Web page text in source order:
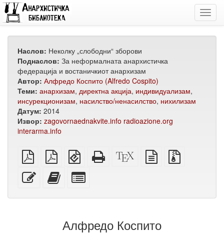
Наслов: Неколку „слободни“ зборови
Поднаслов: За неформалната анархистичка
федерација и востаничкиот анархизам
Автор: Алфредо Коспито (Alfredo Cospito)
Теми: анархизам, директна акција, индивидуализам,
инсурекционизам, насилство/ненасилство, нихилизам
Датум: 2014
Извор: zagovornaednakvite.info radioazione.org
interarma.info
обичен
PDF
А4
PDF
печатење
EPUB
(за
мобилни
уреди)
Целосен
HTML
XeLaTeX
извор
изворот
Уреди
текст
Додади
текст
збирката
за
Алфредо Коспито